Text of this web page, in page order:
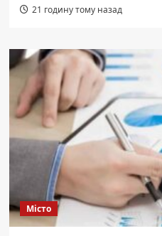
21 годину тому назад
Місто